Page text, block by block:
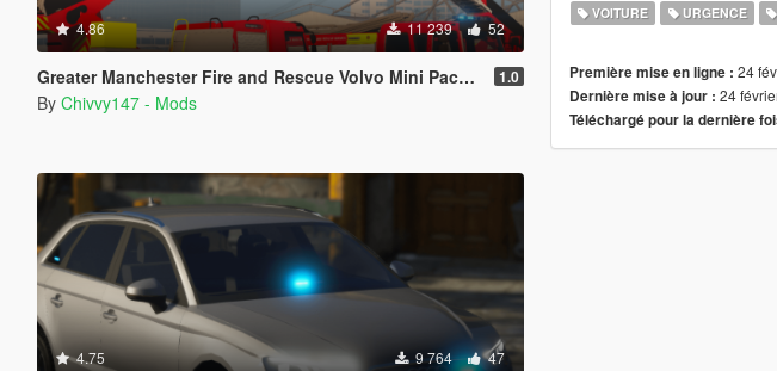
4.86 11 239 52
Greater Manchester Fire and Rescue Volvo Mini Pack [ELS] [Animated] 1.0
By Chivvy147 - Mods
4.75 9 764 47
VOITURE URGENCE
Première mise en ligne : 24
Dernière mise à jour : 24
Téléchargé pour la dernière